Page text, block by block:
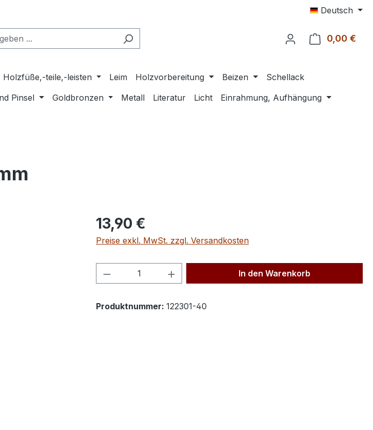
Deutsch
0,00 €
Holzfüße,-teile,-leisten Leim Holzvorbereitung Beizen
Schellack
Pinsel Goldbronzen Metall Literatur Licht
Einrahmung, Aufhängung
Regulärer Preis:
13,90 €
Preise exkl. MwSt. zzgl. Versandkosten
Produkt Anzahl: Gib den gewünschten Wert
In den Warenkorb
Produktnummer: 122301-40